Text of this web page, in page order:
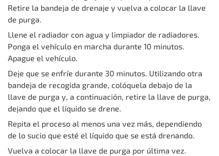
Retire la bandeja de drenaje y vuelva a colocar la llave
de purga.
Llene el radiador con agua y limpiador de radiadores.
Ponga el vehículo en marcha durante 10 minutos.
Apague el vehículo.
Deje que se enfríe durante 30 minutos. Utilizando otra
bandeja de recogida grande, colóquela debajo de la
llave de purga y, a continuación, retire la llave de purga,
dejando que el líquido se drene.
Repita el proceso al menos una vez más, dependiendo
de lo sucio que esté el líquido que se está drenando.
Vuelva a colocar la llave de purga por última vez.